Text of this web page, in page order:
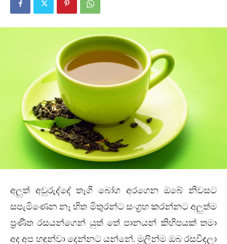
අලුත් අවුරුද්දේ තෑගි බෝග අරගෙන ඔබේ නිවසට
සපැමිණෙන නෑ හිත මිතුරන්ට සංග්‍රහ කරන්නට අලුත්ම
ප්‍රණීත රසයන්ගෙන් යුත් තේ පානයන් කිහිපයක් තමා
අද අප හඳුන්වා දෙන්නට යන්නේ. මුලින්ම ඔබ රසවිඳලා